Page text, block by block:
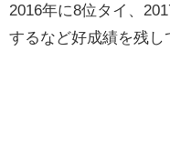
2016年に8位タイ、
するなど好成績を残し